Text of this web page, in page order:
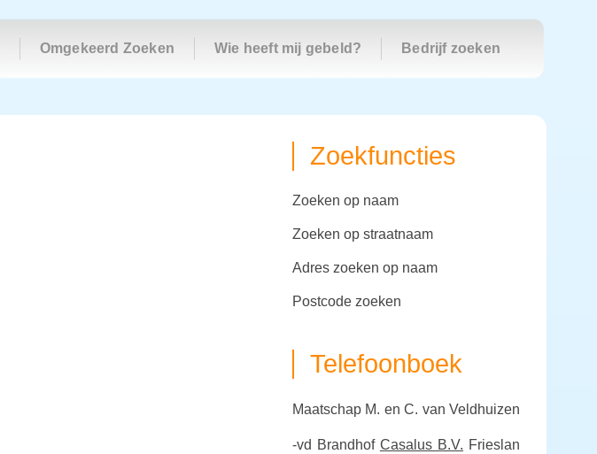
Omgekeerd Zoeken Wie heeft mij gebeld? Bedrijf zoeken
Zoekfuncties
zoeken op naam
zoeken op straatnaam
adres zoeken op naam
postcode zoeken
Telefoonboek
Maatschap M. en C. van Veldhuizen
-vd Brandhof Casalus B.V. Frieslan